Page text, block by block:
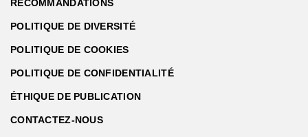
RECOMMANDATIONS
POLITIQUE DE DIVERSITÉ
POLITIQUE DE COOKIES
POLITIQUE DE CONFIDENTIALITÉ
ÉTHIQUE DE PUBLICATION
CONTACTEZ-NOUS